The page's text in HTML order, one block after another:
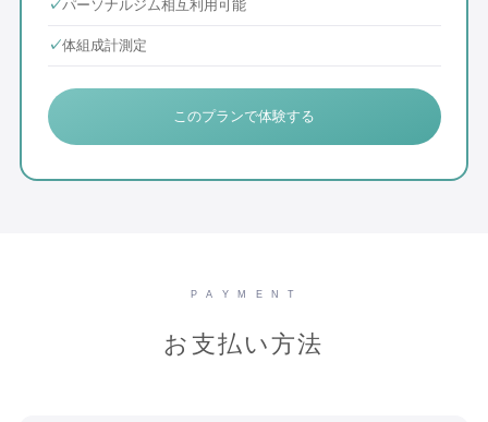
✓パーソナルジム相互利用可能
✓体組成計測定
このプランで体験する
P A Y M E N T
お支払い方法